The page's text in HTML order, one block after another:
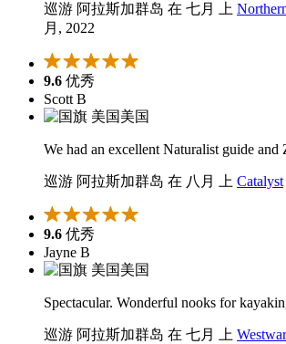
巡游 阿拉斯加群岛 在 七月 上
月, 2022
9.6 优秀
Scott B
美国
We had an excellent Naturalist guide and
巡游 阿拉斯加群岛 在 八月 上 Catalyst
9.6 优秀
Jayne B
美国
Spectacular. Wonderful nooks for
巡游 阿拉斯加群岛 在 七月 上